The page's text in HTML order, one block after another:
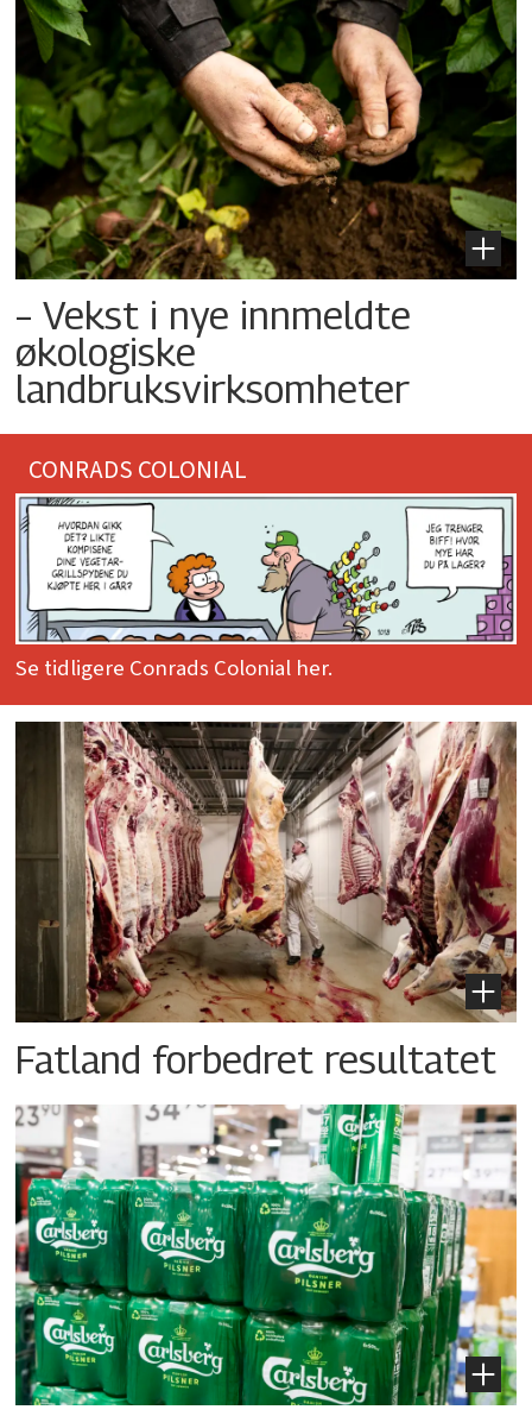
– Vekst i nye innmeldte
økologiske
landbruksvirksomheter
CONRADS COLONIAL
Se tidligere Conrads Colonial her.
Fatland forbedret resultatet